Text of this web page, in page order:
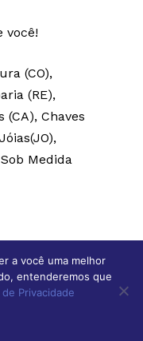
você!
(CO),
(RE),
(CA), Chaves
Medida
a você uma melhor
entenderemos que
de Privacidade